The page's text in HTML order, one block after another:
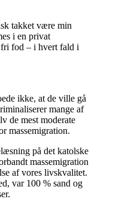
takket være min
i en privat
fri fod – i hvert fald i
ikke, at de ville gå
mange af
de mest moderate
massemigration.
på det katolske
massemigration
af vores livskvalitet.
var 100 % sand og